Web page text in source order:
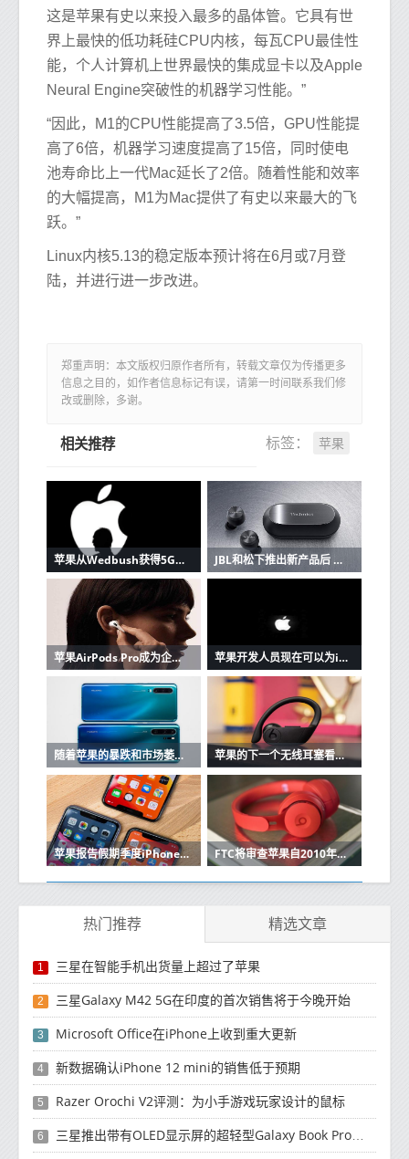
这是苹果有史以来投入最多的晶体管。它具有世
界上最快的低功耗硅CPU内核，每瓦CPU最佳性
能，个人计算机上世界最快的集成显卡以及Apple
Neural Engine突破性的机器学习性能。”
“因此，M1的CPU性能提高了3.5倍，GPU性能提
高了6倍，机器学习速度提高了15倍，同时使电
池寿命比上一代Mac延长了2倍。随着性能和效率
的大幅提高，M1为Mac提供了有史以来最大的飞
跃。”
Linux内核5.13的稳定版本预计将在6月或7月登
陆，并进行进一步改进。
郑重声明：本文版权归原作者所有，转载文章仅为传播更多
信息之目的，如作者信息标记有误，请第一时间联系我们修
改或删除，多谢。
标签： 苹果
相关推荐
苹果从Wedbush获得5G潜在看涨信号 JBL和松下推出新产品后 苹果AirPods的竞争加剧
苹果AirPods Pro成为企业家最好朋友的3个原因 苹果开发人员现在可以为iOS和Mac应用程序创建单一购买的应用程序版本
随着苹果的暴跌和市场萎缩，华为在中国保持强大 苹果的下一个无线耳塞看起来很像Beats Powerbeats Pro
苹果报告假期季度iPhone销售强劲 FTC将审查苹果自2010年以来的收购
热门推荐 精选文章
1 三星在智能手机出货量上超过了苹果
2 三星Galaxy M42 5G在印度的首次销售将于今晚开始
3 Microsoft Office在iPhone上收到重大更新
4 新数据确认iPhone 12 mini的销售低于预期
5 Razer Orochi V2评测：为小手游戏玩家设计的鼠标
6 三星推出带有OLED显示屏的超轻型Galaxy Book Pro和Galaxy Book Pro 360笔记本电脑